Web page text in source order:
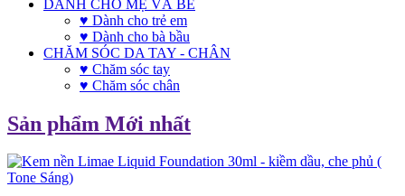
DÀNH CHO MẸ VÀ BÉ
♥ Dành cho trẻ em
♥ Dành cho bà bầu
CHĂM SÓC DA TAY - CHÂN
♥ Chăm sóc tay
♥ Chăm sóc chân
Sản phẩm Mới nhất